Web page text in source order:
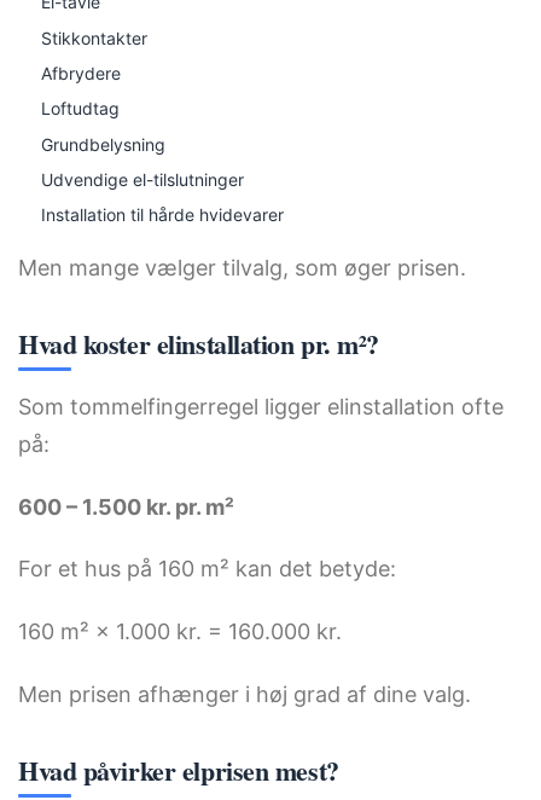
Stikkontakter
Afbrydere
Loftudtag
Grundbelysning
Udvendige el-tilslutninger
Installation til hårde hvidevarer
Men mange vælger tilvalg, som øger prisen.
Hvad koster elinstallation pr. m²?
Som tommelfingerregel ligger elinstallation ofte
på:
600 – 1.500 kr. pr. m²
For et hus på 160 m² kan det betyde:
160 m² × 1.000 kr. = 160.000 kr.
Men prisen afhænger i høj grad af dine valg.
Hvad påvirker elprisen mest?